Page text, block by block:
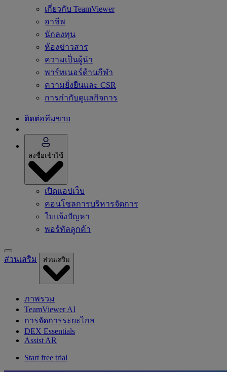
เกี่ยวกับ TeamViewer
อาชีพ
นักลงทุน
ห้องข่าวสาร
ความเป็นผู้นำ
พาร์ทเนอร์ด้านกีฬา
ความยั่งยืนและ CSR
การกำกับดูแลกิจการ
ติดต่อทีมขาย
ลงชื่อเข้าใช้
เปิดแอปเว็บ
คอนโซลการบริหารจัดการ
ใบแจ้งปัญหา
พอร์ทัลลูกค้า
ส่วนเสริม ส่วนเสริม
ภาพรวม
TeamViewer AI
การจัดการระยะไกล
DEX Essentials
Assist AR
Start free trial